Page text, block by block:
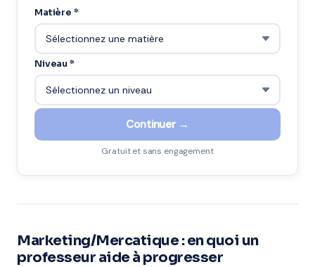
Matière *
Niveau *
Continuer →
Gratuit et sans engagement
Marketing/Mercatique : en quoi un
professeur aide à progresser